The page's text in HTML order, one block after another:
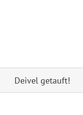
Deivel getauft!